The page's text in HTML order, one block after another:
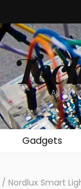
Alt om
Gadgets
/ Nordlux Smart